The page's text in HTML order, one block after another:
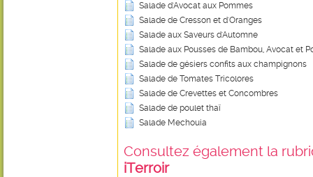
Salade d'Avocat aux Pommes
Salade de Cresson et d'Oranges
Salade aux Saveurs d'Automne
Salade aux Pousses de Bambou, Avocat et
Salade de gésiers confits aux champignons
Salade de Tomates Tricolores
Salade de Crevettes et Concombres
Salade de poulet thaï
Salade Mechouia
Consultez également la
iTerroir